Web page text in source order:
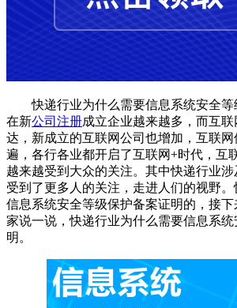
快递行业为什么需要信息系统安全
在新公司注册成立企业越来越多，而互
达，新成立的互联网公司也增加，互联
遍，各行各业都开启了互联网+时代，互
越来越受到大众的关注。其中快递行业
受到了更多人的关注，走进人们的视野
信息系统安全等级保护备案证明的，接
家说一说，快递行业为什么需要信息系
明。